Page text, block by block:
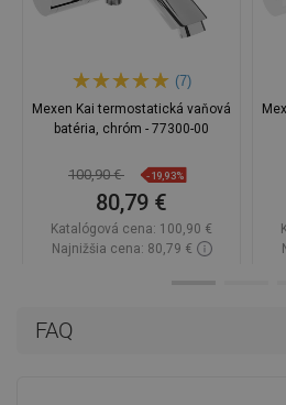
FAQ
(7)
Mexen Kai termostatická vaňová
batéria, chróm - 77300-00
100,90 € -19,93%
80,79 €
Katalógová cena: 100,90 €
Najnižšia cena: 80,79 €